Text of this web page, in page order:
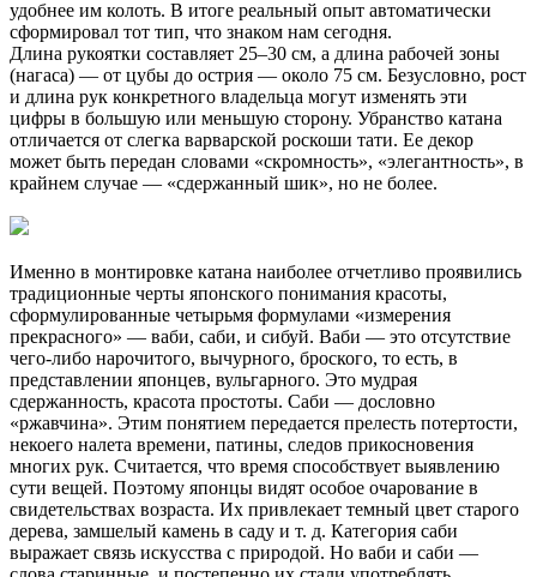
удобнее им колоть. В итоге реальный опыт автоматически
сформировал тот тип, что знаком нам сегодня.
Длина рукоятки составляет 25–30 см, а длина рабочей зоны
(нагаса) — от цубы до острия — около 75 см. Безусловно, рост
и длина рук конкретного владельца могут изменять эти
цифры в большую или меньшую сторону. Убранство катана
отличается от слегка варварской роскоши тати. Ее декор
может быть передан словами «скромность», «элегантность», в
крайнем случае — «сдержанный шик», но не более.
Именно в монтировке катана наиболее отчетливо проявились
традиционные черты японского понимания красоты,
сформулированные четырьмя формулами «измерения
прекрасного» — ваби, саби, и сибуй. Ваби — это отсутствие
чего-либо нарочитого, вычурного, броского, то есть, в
представлении японцев, вульгарного. Это мудрая
сдержанность, красота простоты. Саби — дословно
«ржавчина». Этим понятием передается прелесть потертости,
некоего налета времени, патины, следов прикосновения
многих рук. Считается, что время способствует выявлению
сути вещей. Поэтому японцы видят особое очарование в
свидетельствах возраста. Их привлекает темный цвет старого
дерева, замшелый камень в саду и т. д. Категория саби
выражает связь искусства с природой. Но ваби и саби —